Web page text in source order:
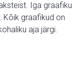
Iga graafiku
Kõik graafikud on
aja järgi.